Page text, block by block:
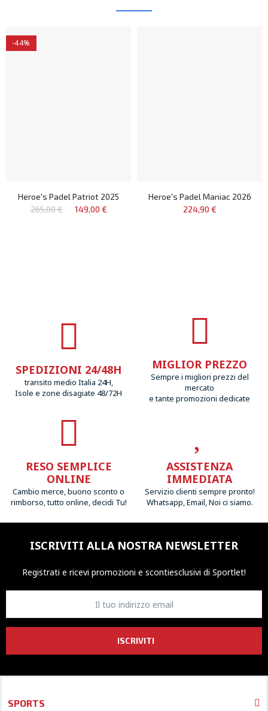
-44%
Heroe's Padel Patriot 2025
265,00 €
149,00 €
Heroe's Padel Maniac 2026
224,90 €
SPEDIZIONI 24/48H
transito medio Italia 24H,
Isole e zone disagiate 48/72H
MIGLIOR PREZZO
Sempre i migliori prezzi del
mercato
e tante promozioni dedicate
RESO SEMPLICE
ONLINE
Cambio merce, buono sconto o
rimborso, tutto online, decidi Tu!
ASSISTENZA
IMMEDIATA
Servizio clienti sempre pronto!
Whatsapp, Email, Noi ci siamo.
ISCRIVITI ALLA NOSTRA NEWSLETTER
Registrati e ricevi promozioni e scontiesclusivi di Sportlet!
ISCRIVITI
SPORTS